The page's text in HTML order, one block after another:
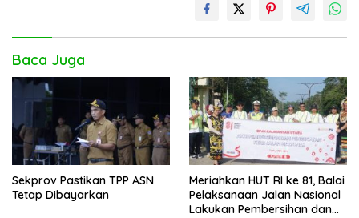
Baca Juga
Sekprov Pastikan TPP ASN
Tetap Dibayarkan
Meriahkan HUT RI ke 81, Balai
Pelaksanaan Jalan Nasional
Lakukan Pembersihan dan